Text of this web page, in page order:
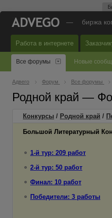
— биржа
Работа в интернете
Все форумы Новые
Адвего Форум Все форумы
Родной край —
Конкурсы / Родной край /
Большой Литературный
1-й тур: 209 работ
2-й тур: 50 работ
Финал: 10 работ
Победители: 3 работы